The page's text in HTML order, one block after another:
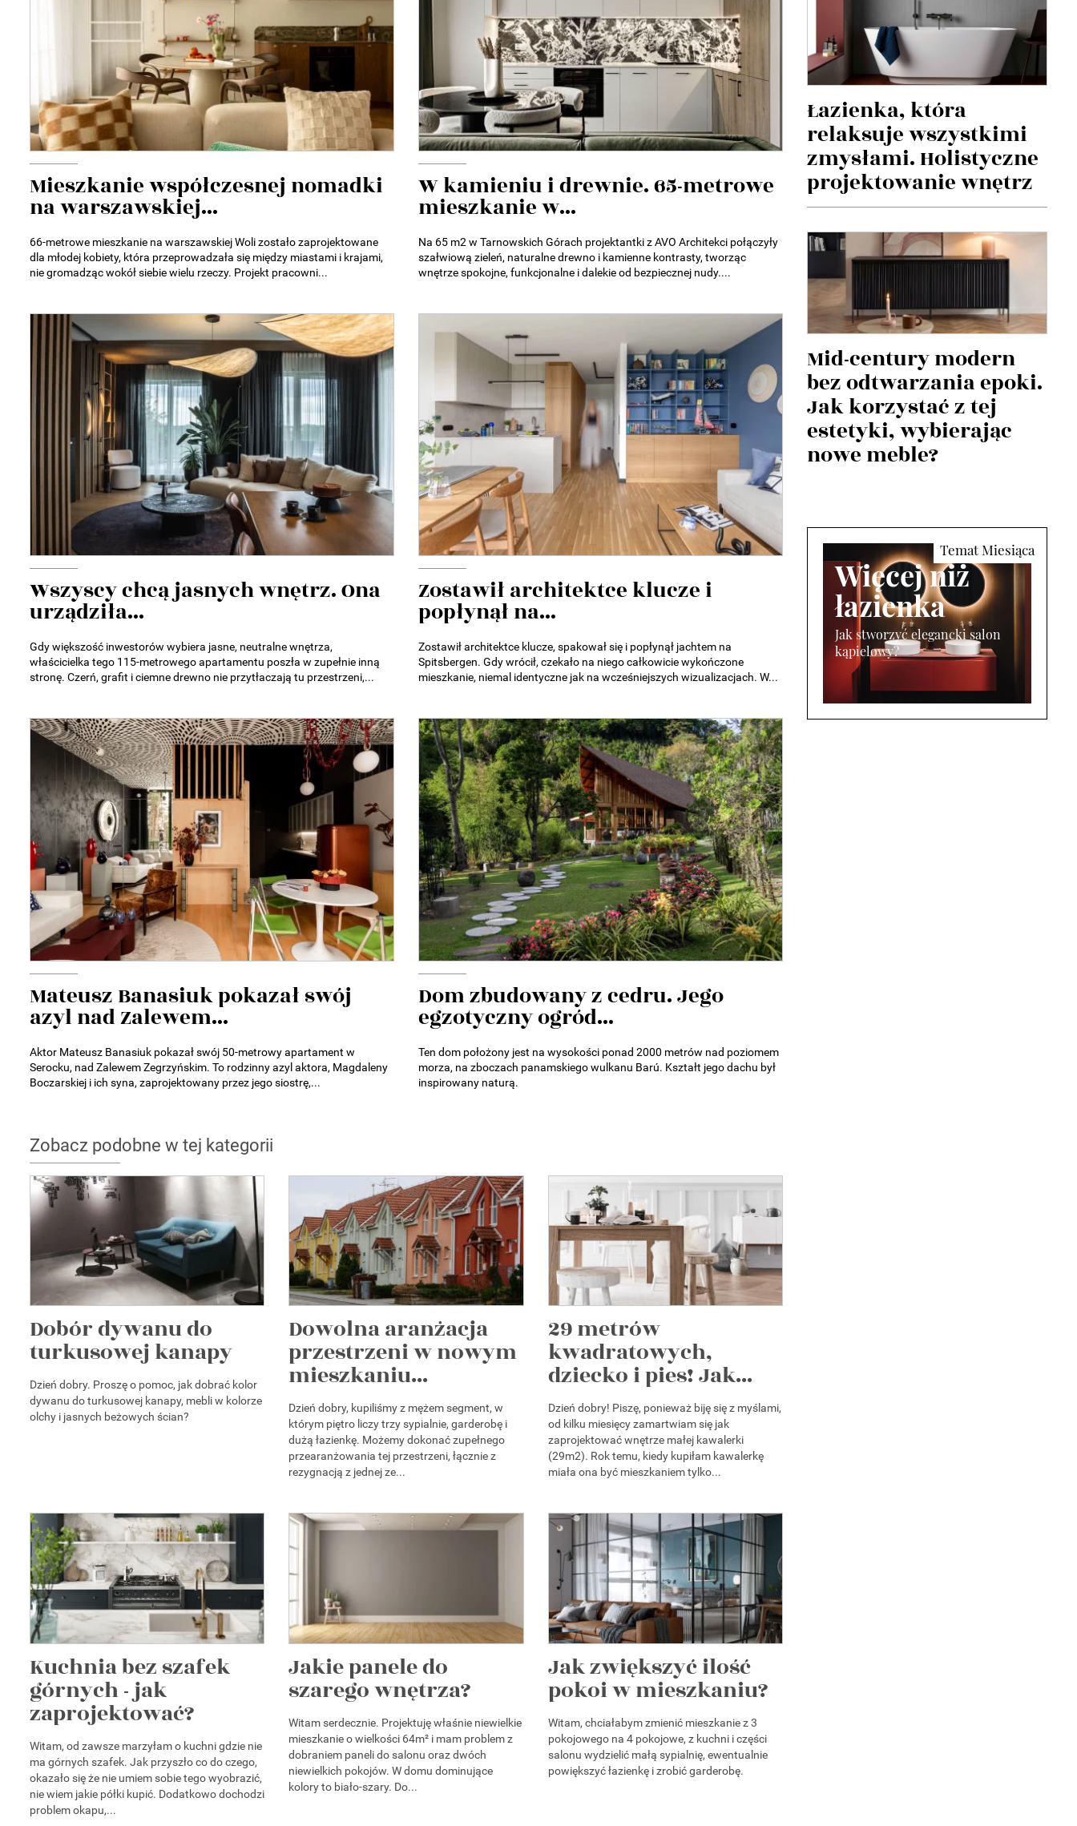
Mieszkanie współczesnej nomadki
na warszawskiej...
66-metrowe mieszkanie na warszawskiej Woli zostało zaprojektowane
dla młodej kobiety, która przeprowadzała się między miastami i krajami,
nie gromadząc wokół siebie wielu rzeczy. Projekt pracowni...
W kamieniu i drewnie. 65-metrowe
mieszkanie w...
Na 65 m2 w Tarnowskich Górach projektantki z AVO Architekci połączyły
szałwiową zieleń, naturalne drewno i kamienne kontrasty, tworząc
wnętrze spokojne, funkcjonalne i dalekie od bezpiecznej nudy....
Wszyscy chcą jasnych wnętrz. Ona
urządziła...
Gdy większość inwestorów wybiera jasne, neutralne wnętrza,
właścicielka tego 115-metrowego apartamentu poszła w zupełnie inną
stronę. Czerń, grafit i ciemne drewno nie przytłaczają tu przestrzeni,...
Zostawił architektce klucze i
popłynął na...
Zostawił architektce klucze, spakował się i popłynął jachtem na
Spitsbergen. Gdy wrócił, czekało na niego całkowicie wykończone
mieszkanie, niemal identyczne jak na wcześniejszych wizualizacjach. W...
Mateusz Banasiuk pokazał swój
azyl nad Zalewem...
Aktor Mateusz Banasiuk pokazał swój 50-metrowy apartament w
Serocku, nad Zalewem Zegrzyńskim. To rodzinny azyl aktora, Magdaleny
Boczarskiej i ich syna, zaprojektowany przez jego siostrę,...
Dom zbudowany z cedru. Jego
egzotyczny ogród...
Ten dom położony jest na wysokości ponad 2000 metrów nad poziomem
morza, na zboczach panamskiego wulkanu Barú. Kształt jego dachu był
inspirowany naturą.
Zobacz podobne w tej kategorii
Dobór dywanu do
turkusowej kanapy
Dzień dobry. Proszę o pomoc, jak dobrać kolor
dywanu do turkusowej kanapy, mebli w kolorze
olchy i jasnych beżowych ścian?
Dowolna aranżacja
przestrzeni w nowym
mieszkaniu...
Dzień dobry, kupiliśmy z mężem segment, w
którym piętro liczy trzy sypialnie, garderobę i
dużą łazienkę. Możemy dokonać zupełnego
przearanżowania tej przestrzeni, łącznie z
rezygnacją z jednej ze...
29 metrów
kwadratowych,
dziecko i pies! Jak...
Dzień dobry! Piszę, ponieważ biję się z myślami,
od kilku miesięcy zamartwiam się jak
zaprojektować wnętrze małej kawalerki
(29m2). Rok temu, kiedy kupiłam kawalerkę
miała ona być mieszkaniem tylko...
Kuchnia bez szafek
górnych - jak
zaprojektować?
Witam, od zawsze marzyłam o kuchni gdzie nie
ma górnych szafek. Jak przyszło co do czego,
okazało się że nie umiem sobie tego wyobrazić,
nie wiem jakie półki kupić. Dodatkowo dochodzi
problem okapu,...
Jakie panele do
szarego wnętrza?
Witam serdecznie. Projektuję właśnie niewielkie
mieszkanie o wielkości 64m² i mam problem z
dobraniem paneli do salonu oraz dwóch
niewielkich pokojów. W domu dominujące
kolory to biało-szary. Do...
Jak zwiększyć ilość
pokoi w mieszkaniu?
Witam, chciałabym zmienić mieszkanie z 3
pokojowego na 4 pokojowe, z kuchni i części
salonu wydzielić małą sypialnię, ewentualnie
powiększyć łazienkę i zrobić garderobę.
Łazienka, która
relaksuje wszystkimi
zmysłami. Holistyczne
projektowanie wnętrz
Mid-century modern
bez odtwarzania epoki.
Jak korzystać z tej
estetyki, wybierając
nowe meble?
Więcej niż
łazienka
Jak stworzyć elegancki salon
kąpielowy?